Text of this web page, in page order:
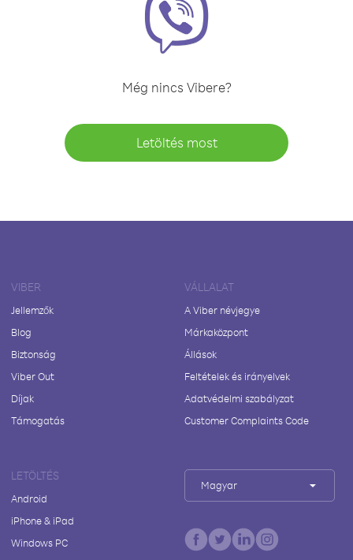
Még nincs Vibere?
Letöltés most
VIBER
Jellemzők
Blog
Biztonság
Viber Out
Díjak
Támogatás
VÁLLALAT
A Viber névjegye
Márkaközpont
Állások
Feltételek és irányelvek
Adatvédelmi szabályzat
Customer Complaints Code
LETÖLTÉS
Android
iPhone & iPad
Windows PC
Magyar